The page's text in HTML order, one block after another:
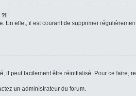
?!
En effet, il est courant de supprimer
il peut facilement être réinitialisé. Pour ce faire,
un administrateur du forum.